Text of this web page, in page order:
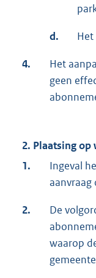
d.
4.
Het
geen
2. Plaatsing
1.
Ingeval
aanvraag
2.
De
waarop